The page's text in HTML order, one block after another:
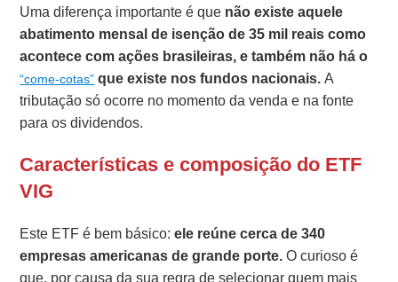
Uma diferença importante é que não existe aquele
abatimento mensal de isenção de 35 mil reais como
acontece com ações brasileiras, e também não há o
“come-cotas” que existe nos fundos nacionais.A
tributação só ocorre no momento da venda e na fonte
para os dividendos.
Características e composição do ETF
VIG
Este ETF é bem básico:ele reúne cerca de 340
empresas americanas de grande porte.O curioso é